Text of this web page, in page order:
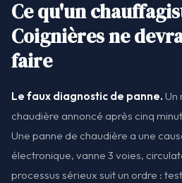
Ce qu'un
Coignières ne
faire
Le faux diagnostic de panne. Un
chaudière annoncé après cinq
Une panne de chaudière a une
électronique, vanne 3 voies,
processus sérieux suit un ordre :